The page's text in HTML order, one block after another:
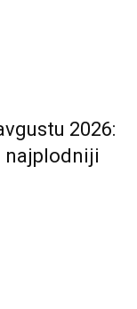
2026:
najplodniji